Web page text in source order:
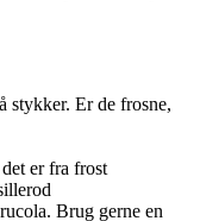
stykker. Er de frosne,
er fra frost
Brug gerne en